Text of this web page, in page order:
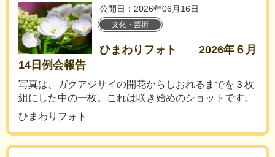
公開日：2026年06月16日
文化・芸術
ひまわりフォト 2026年６月
14日例会報告
写真は、ガクアジサイの開花からしおれるまでを３枚
組にした中の一枚。これは咲き始めのショットです。
ひまわりフォト